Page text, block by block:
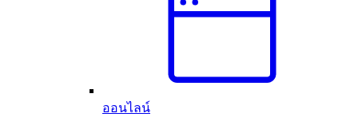
ออนไลน์